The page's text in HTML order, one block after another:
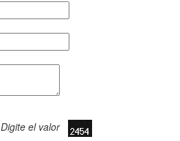
Digite el valor